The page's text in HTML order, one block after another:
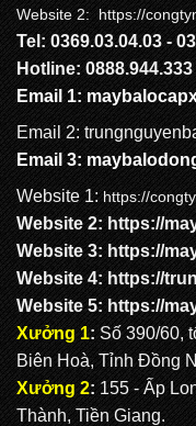
Website 2: https://
Tel: 0369.03.04.03 -
Hotline: 0888.944.333
Email 1:
Email 2:
Email 3:
Website 1: https://
Website 2: https://
Website 3: https://
Website 4: https://
Website 5: https://
Xưởng 1: Số 390/60,
Biên Hoà, Tỉnh Đồng
Xưởng 2: 155 - Ấp
Thành, Tiền Giang.